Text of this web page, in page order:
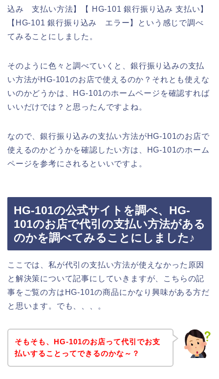
込み 支払い方法】【 HG-101 銀行振り込み 支払い】
【HG-101 銀行振り込み エラー】という感じで調べ
てみることにしました。
そのように色々と調べていくと、銀行振り込みの支払
い方法がHG-101のお店で使えるのか？それとも使えな
いのかどうかは、HG-101のホームページを確認すれば
いいだけでは？と思ったんですよね。
なので、銀行振り込みの支払い方法がHG-101のお店で
使えるのかどうかを確認したい方は、HG-101のホーム
ページを参考にされるといいですよ。
HG-101の公式サイトを調べ、HG-
101のお店で代引の支払い方法がある
のかを調べてみることにしました♪
ここでは、私が代引の支払い方法が使えなかった原因
と解決策について記事にしていきますが、こちらの記
事をご覧の方はHG-101の商品にかなり興味がある方だ
と思います。でも、、、。
そもそも、HG-101のお店って代引でお支
払いすることってできるのかな～？